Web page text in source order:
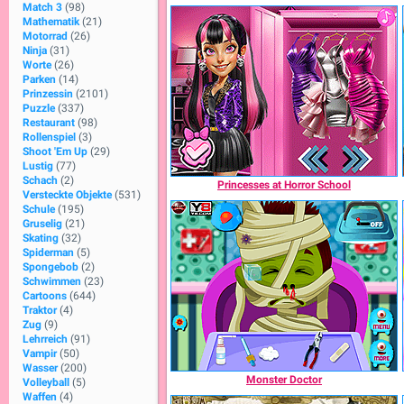
Match 3 (98)
Mathematik (21)
Motorrad (26)
Ninja (31)
Worte (26)
Parken (14)
Prinzessin (2101)
Puzzle (337)
Restaurant (98)
Rollenspiel (3)
Shoot 'Em Up (29)
Lustig (77)
Schach (2)
Versteckte Objekte (531)
Schule (195)
Gruselig (21)
Skating (32)
Spiderman (5)
Spongebob (2)
Schwimmen (23)
Cartoons (644)
Traktor (4)
Zug (9)
Lehrreich (91)
Vampir (50)
Wasser (200)
Volleyball
(5)
Waffen (4)
Princesses at Horror School
Monster Doctor